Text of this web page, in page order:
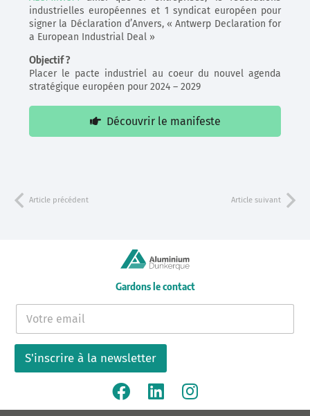
industrielles européennes et 1 syndicat européen pour
signer la Déclaration d’Anvers, « Antwerp Declaration for
a European Industrial Deal »
Objectif ?
Placer le pacte industriel au coeur du nouvel agenda
stratégique européen pour 2024 – 2029
Découvrir le manifeste
Article précédent Article suivant
Gardons le contact
m
l
S'inscrire à la newsletter